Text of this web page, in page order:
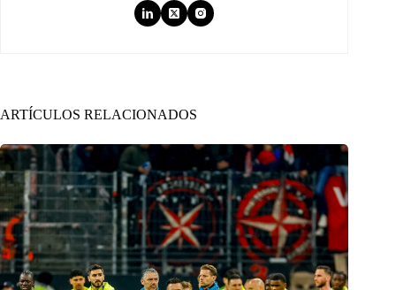
ARTÍCULOS RELACIONADOS